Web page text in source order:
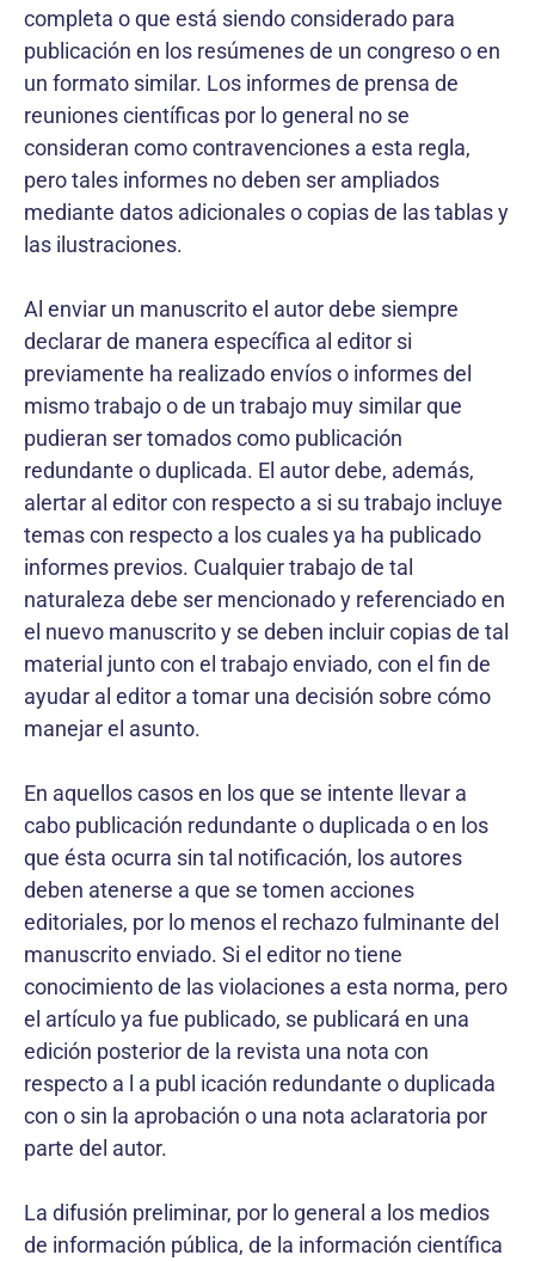
completa o que está siendo considerado para
publicación en los resúmenes de un congreso o en
un formato similar. Los informes de prensa de
reuniones científicas por lo general no se
consideran como contravenciones a esta regla,
pero tales informes no deben ser ampliados
mediante datos adicionales o copias de las tablas y
las ilustraciones.
Al enviar un manuscrito el autor debe siempre
declarar de manera específica al editor si
previamente ha realizado envíos o informes del
mismo trabajo o de un trabajo muy similar que
pudieran ser tomados como publicación
redundante o duplicada. El autor debe, además,
alertar al editor con respecto a si su trabajo incluye
temas con respecto a los cuales ya ha publicado
informes previos. Cualquier trabajo de tal
naturaleza debe ser mencionado y referenciado en
el nuevo manuscrito y se deben incluir copias de tal
material junto con el trabajo enviado, con el fin de
ayudar al editor a tomar una decisión sobre cómo
manejar el asunto.
En aquellos casos en los que se intente llevar a
cabo publicación redundante o duplicada o en los
que ésta ocurra sin tal notificación, los autores
deben atenerse a que se tomen acciones
editoriales, por lo menos el rechazo fulminante del
manuscrito enviado. Si el editor no tiene
conocimiento de las violaciones a esta norma, pero
el artículo ya fue publicado, se publicará en una
edición posterior de la revista una nota con
respecto a l a publ icación redundante o duplicada
con o sin la aprobación o una nota aclaratoria por
parte del autor.
La difusión preliminar, por lo general a los medios
de información pública, de la información científica